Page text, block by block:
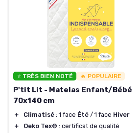
⭐ TRÈS BIEN NOTÉ 🔥 POPULAIRE
P'tit Lit - Matelas Enfant/Bébé
70x140 cm
＋ Climatisé : 1 face Été / 1 face Hiver
＋
Oeko Tex® : certificat de qualité